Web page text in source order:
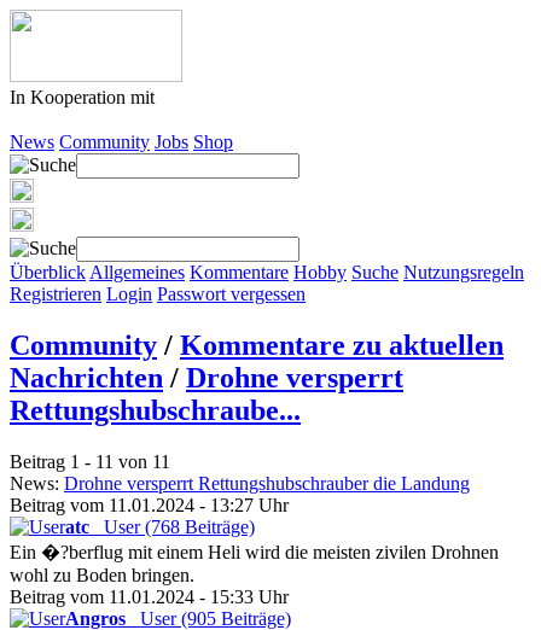
In Kooperation mit
News Community Jobs Shop
Überblick Allgemeines Kommentare Hobby Suche Nutzungsregeln
Registrieren Login Passwort vergessen
Community / Kommentare zu aktuellen
Nachrichten / Drohne versperrt
Rettungshubschraube...
Beitrag 1 - 11 von 11
News: Drohne versperrt Rettungshubschrauber die Landung
Beitrag vom 11.01.2024 - 13:27 Uhr
atc
User (768 Beiträge)
Ein �?berflug mit einem Heli wird die meisten zivilen Drohnen
wohl zu Boden bringen.
Beitrag vom 11.01.2024 - 15:33 Uhr
Angros
User (905 Beiträge)